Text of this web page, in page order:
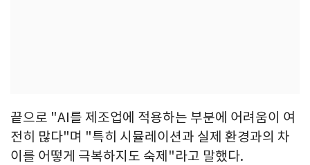
끝으로 "AI를 제조업에 적용하는 부분에 어려움이 여
전히 많다"며 "특히 시뮬레이션과 실제 환경과의 차
이를 어떻게 극복하지도 숙제"라고 말했다.